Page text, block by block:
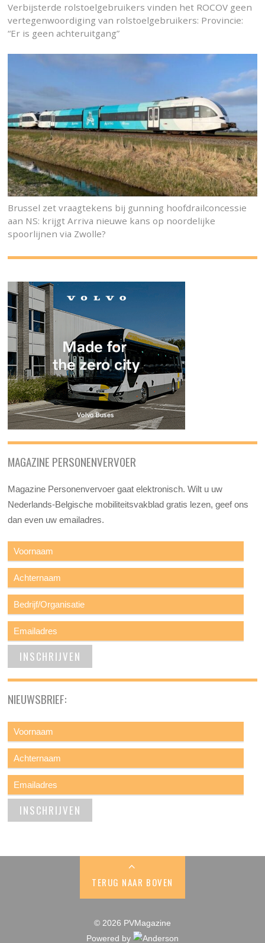
Verbijsterde rolstoelgebruikers vinden het ROCOV geen
vertegenwoordiging van rolstoelgebruikers: Provincie:
“Er is geen achteruitgang”
Brussel zet vraagtekens bij gunning hoofdrailconcessie
aan NS: krijgt Arriva nieuwe kans op noordelijke
spoorlijnen via Zwolle?
MAGAZINE PERSONENVERVOER
Magazine Personenvervoer gaat elektronisch. Wilt u uw
Nederlands-Belgische mobiliteitsvakblad gratis lezen, geef ons
dan even uw emailadres.
NIEUWSBRIEF:
TERUG NAAR BOVEN
© 2026 PVMagazine
Powered by